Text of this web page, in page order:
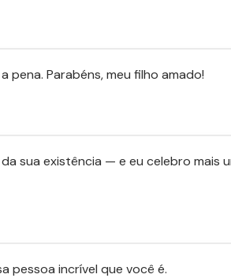
pena. Parabéns, meu filho amado!
sua existência — e eu celebro mais
pessoa incrível que você é.